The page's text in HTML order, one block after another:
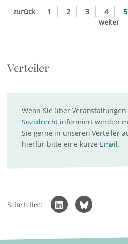
zurück 1 2 3 4 5
weiter
Verteiler
Wenn Sie über
Sozialrecht informiert werden
Sie gerne in unseren Verteiler
hierfür bitte eine kurze Email.
Seite teilen: